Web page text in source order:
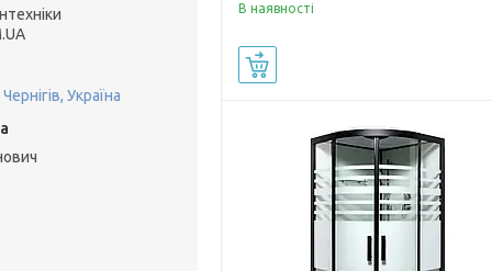
В наявності
Україна